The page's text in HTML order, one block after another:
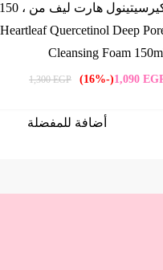
Quercetinol Deep
Cleansing Foam
1,090
(-16%)
1,300EGP
أضافة للمفضلة